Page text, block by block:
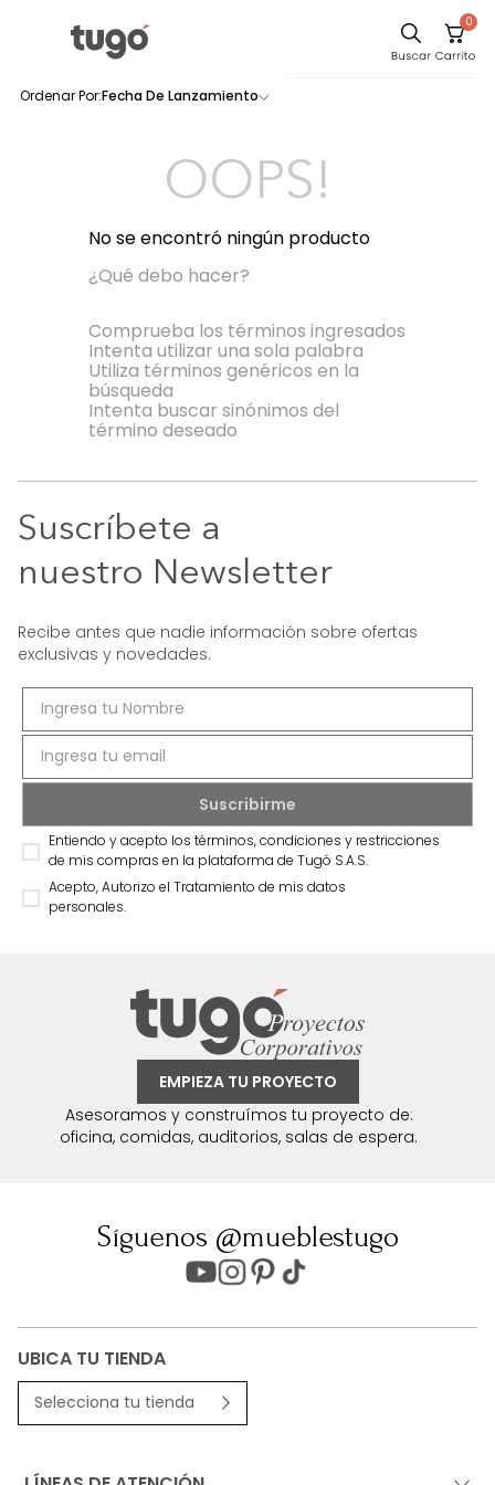
0
Fecha De Lanzamiento
0productos
OOPS!
No se encontró ningún producto
¿Qué debo hacer?
Comprueba los términos ingresados
Intenta utilizar una sola palabra
Utiliza términos genéricos en la
búsqueda
Intenta buscar sinónimos del
término deseado
Suscríbete a
nuestro Newsletter
Recibe antes que nadie información sobre ofertas
exclusivas y novedades.
Entiendo y acepto los términos, condiciones y restricciones
de mis compras en la plataforma de Tugó S.A.S.
Acepto, Autorizo el Tratamiento de mis datos
personales.
EMPIEZA TU PROYECTO
Asesoramos y construímos tu proyecto de:
oficina, comidas, auditorios, salas de espera.
Síguenos @mueblestugo
UBICA TU TIENDA
Selecciona tu tienda
Sofa
Cuadros
Cama
Mesa Centro
Mesa Noche